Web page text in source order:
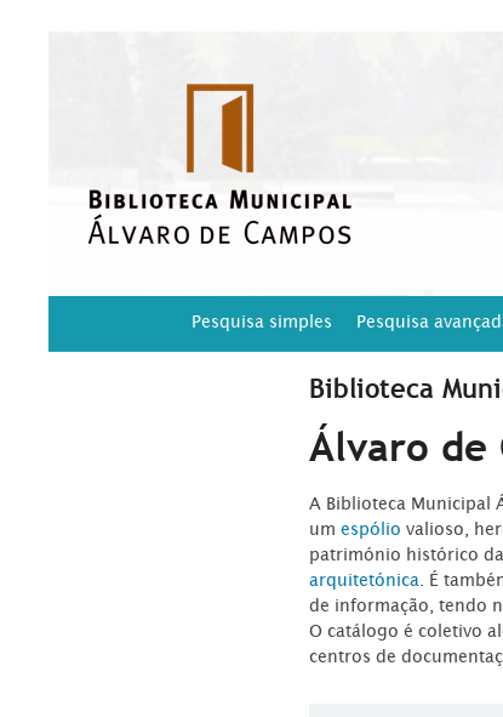
Pesquisa simples Pesquisa
Biblioteca
Álvaro de
A Biblioteca Municipal
um espólio valioso,
património histórico
arquitetónica . É
de informação, tendo
O catálogo é coletivo
centros de